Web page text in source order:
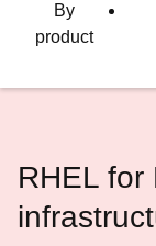
By
product
RHEL for